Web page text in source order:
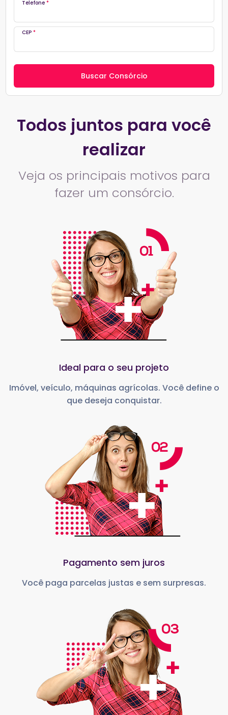
Telefone*
CEP*
Todos juntos para você
realizar
Veja os principais motivos para
fazer um consórcio.
Ideal para o seu projeto
Imóvel, veículo, máquinas agrícolas. Você define o
que deseja conquistar.
Pagamento sem juros
Você paga parcelas justas e sem surpresas.